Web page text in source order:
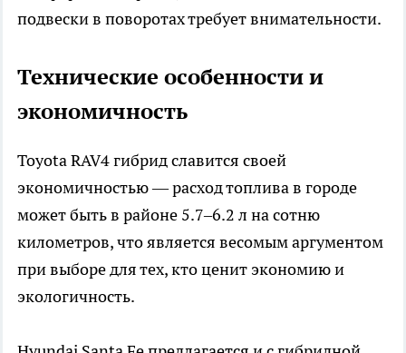
подвески в поворотах требует внимательности.
Технические особенности и
экономичность
Toyota RAV4 гибрид славится своей
экономичностью — расход топлива в городе
может быть в районе 5.7–6.2 л на сотню
километров, что является весомым аргументом
при выборе для тех, кто ценит экономию и
экологичность.